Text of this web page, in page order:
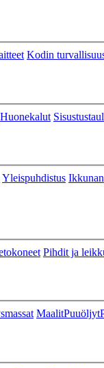
Kodin
Huonekalut
Yleispuhdistus
Pihdit ja
MaalitPuuöljyt